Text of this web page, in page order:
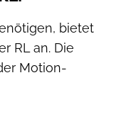
bietet
RL an. Die
Motion-